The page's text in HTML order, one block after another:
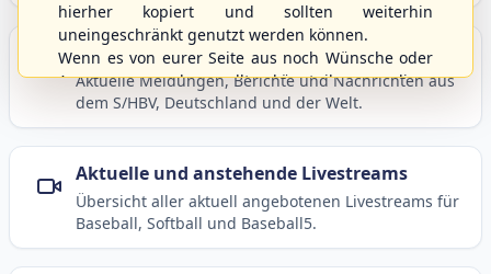
Berichte und Neuigkeiten
Aktuelle Meldungen, Berichte und Nachrichten aus
dem S/HBV, Deutschland und der Welt.
Aktuelle und anstehende Livestreams
Übersicht aller aktuell angebotenen Livestreams für
Baseball, Softball und Baseball5.
hierher kopiert und sollten weiterhin
uneingeschränkt genutzt werden können.
Wenn es von eurer Seite aus noch Wünsche oder
Anregungen geben sollte, könnt ihr uns diese
gerne an die Verbandsadresseinfo@shbvnet.de
schicken.